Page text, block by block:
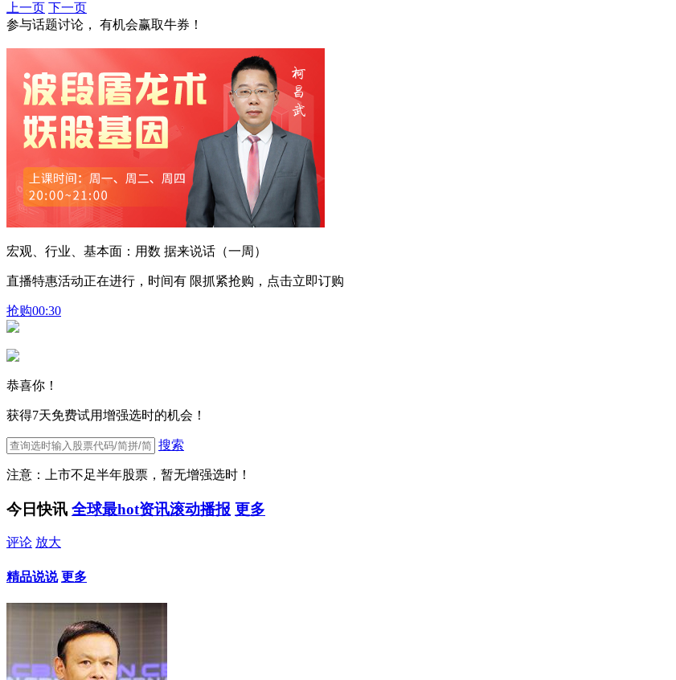
上一页 下一页
参与话题讨论， 有机会赢取牛券！
宏观、行业、基本面：用数 据来说话（一周）
直播特惠活动正在进行，时间有 限抓紧抢购，点击立即订购
抢购00:30
恭喜你！
获得7天免费试用增强选时的机会！
搜索
注意：上市不足半年股票，暂无增强选时！
今日快讯 全球最hot资讯滚动播报 更多
评论 放大
精品说说 更多